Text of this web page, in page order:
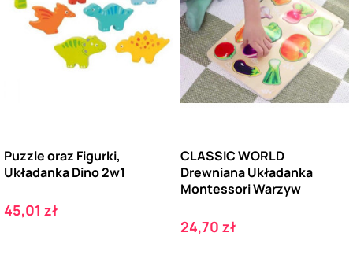
Puzzle oraz Figurki,
Układanka Dino 2w1
Cena
45,01 zł
CLASSIC WORLD
Drewniana Układanka
Montessori Warzyw
Cena
24,70 zł